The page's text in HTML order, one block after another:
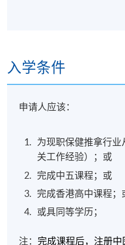
入学条件
申请人应该：
为现职保健推拿行业
关工作经验）；或
完成中五课程；或
完成香港高中课程 ；
或具同等学历 ；
注：完成课程后，注册